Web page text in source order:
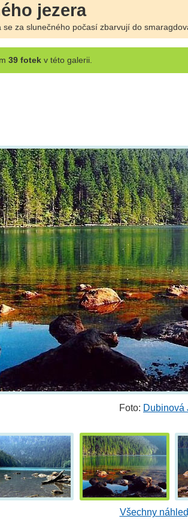
jezera
se za slunečného počasí zbarvují do
39 fotekv této galerii.
Foto: Dubinová
Všechny